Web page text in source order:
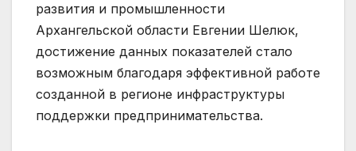
развития и промышленности
Архангельской области Евгении Шелюк,
достижение данных показателей стало
возможным благодаря эффективной работе
созданной в регионе инфраструктуры
поддержки предпринимательства.